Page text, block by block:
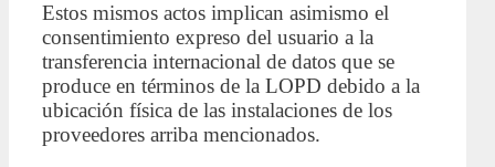
Estos mismos actos implican asimismo el
consentimiento expreso del usuario a la
transferencia internacional de datos que se
produce en términos de la LOPD debido a la
ubicación física de las instalaciones de los
proveedores arriba mencionados.